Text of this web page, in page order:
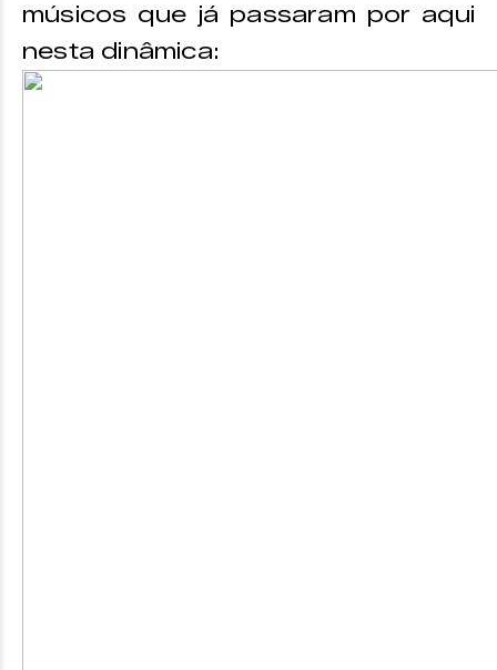
músicos que já passaram por aqui
nesta dinâmica: